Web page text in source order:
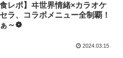
食レポ】ヰ世界情緒×カラオケ
ラ、コラボメニュー全制覇！
～❁
2024.03.15